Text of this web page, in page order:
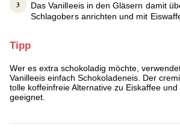
Das Vanilleeis in den Gläsern damit
Schlagobers anrichten und mit
Tipp
Wer es extra schokoladig möchte,
Vanilleeis einfach Schokoladeneis. Der
tolle koffeinfreie Alternative zu Eiskaffee
geeignet.